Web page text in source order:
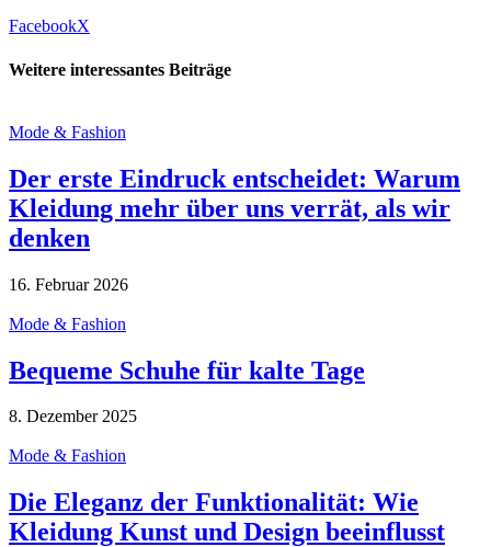
FacebookX
Weitere interessantes Beiträge
Mode & Fashion
Der erste Eindruck entscheidet: Warum
Kleidung mehr über uns verrät, als wir
denken
16. Februar 2026
Mode & Fashion
Bequeme Schuhe für kalte Tage
8. Dezember 2025
Mode & Fashion
Die Eleganz der Funktionalität: Wie
Kleidung Kunst und Design beeinflusst